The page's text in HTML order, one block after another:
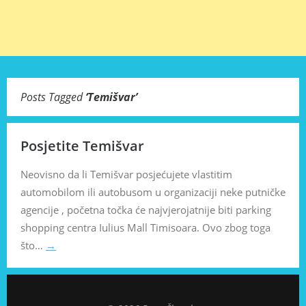
Posts Tagged‘Temišvar’
Posjetite Temišvar
Neovisno da li Temišvar posjećujete vlastitim
automobilom ili autobusom u organizaciji neke putničke
agencije , početna točka će najvjerojatnije biti parking
shopping centra Iulius Mall Timisoara. Ovo zbog toga
što… →